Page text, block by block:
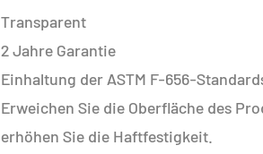
Transparent
2 Jahre Garantie
Einhaltung der ASTM F-656-
Erweichen Sie die Oberfläche des
erhöhen Sie die Haftfestigkeit.